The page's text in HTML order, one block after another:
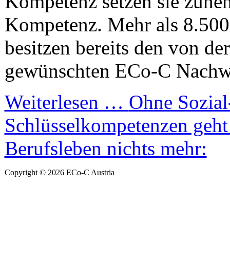
Kompetenz. Mehr als
besitzen bereits den von
gewünschten ECo-C
Weiterlesen … Ohne
Schlüsselkompetenzen
Berufsleben nichts mehr:
Copyright © 2026 ECo-C Austria